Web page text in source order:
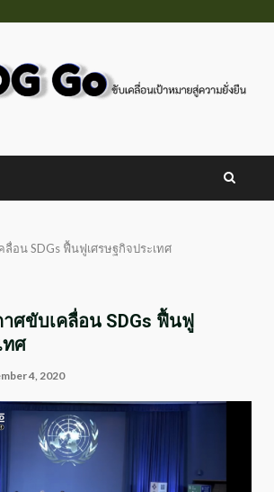
ลื่อน SDGs ฟื้นฟูเศรษฐกิจประเทศ
ศขับเคลื่อน SDGs ฟื้นฟู
ทศ
4, 2020